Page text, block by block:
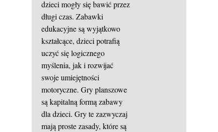
dzieci mogły się bawić przez
długi czas. Zabawki
edukacyjne są wyjątkowo
kształcące, dzieci potrafią
uczyć się logicznego
myślenia, jak i rozwijać
swoje umiejętności
motoryczne. Gry planszowe
są kapitalną formą zabawy
dla dzieci. Gry te zazwyczaj
mają proste zasady, które są